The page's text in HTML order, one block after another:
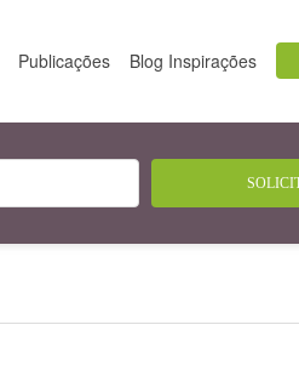
Publicações Blog Inspirações